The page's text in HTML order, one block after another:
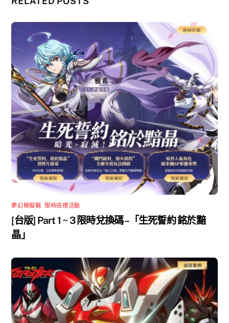
夢幻模擬戰 限時送禮活動
[台版] Part 1 ~ 3 限時兌換碼 –「生死誓約 銘於黯
晶」